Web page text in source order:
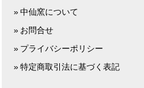
中仙窯について
お問合せ
プライバシーポリシー
特定商取引法に基づく表記